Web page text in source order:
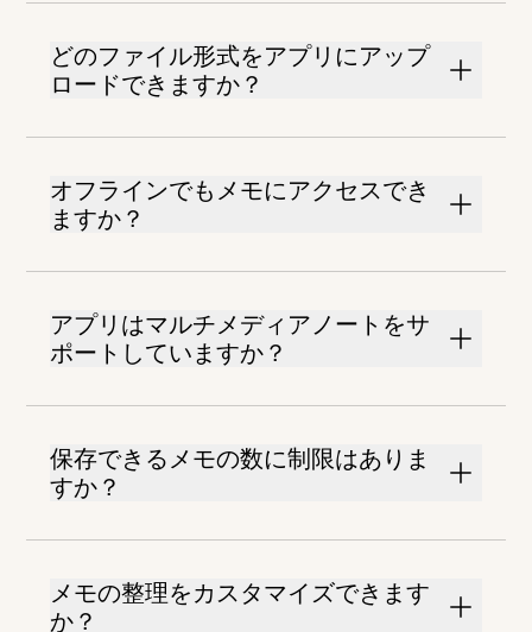
どのファイル形式をアプリにアップ
ロードできますか？
オフラインでもメモにアクセスでき
ますか？
アプリはマルチメディアノートをサ
ポートしていますか？
保存できるメモの数に制限はありま
すか？
メモの整理をカスタマイズできます
か？